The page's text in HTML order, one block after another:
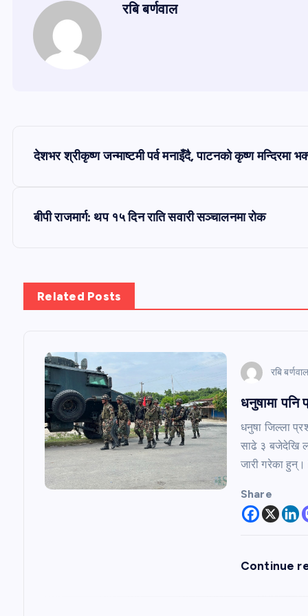
रबि बर्णवाल
देशभर श्रीकृष्ण जन्माष्टमी पर्व मनाइँदै, पाटनको कृष्ण मन्दिरमा
बीपी राजमार्ग: थप १५ दिन राति सवारी सञ्चालनमा रोक
Related Posts
रबि
धनुषामा पनि
धनुषा जिल्ला
साढे ३ बजेदेखि
जारी गरेका
Share
Continue